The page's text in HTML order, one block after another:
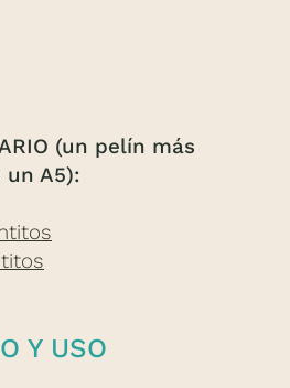
(un pelín más
un A5):
Y USO